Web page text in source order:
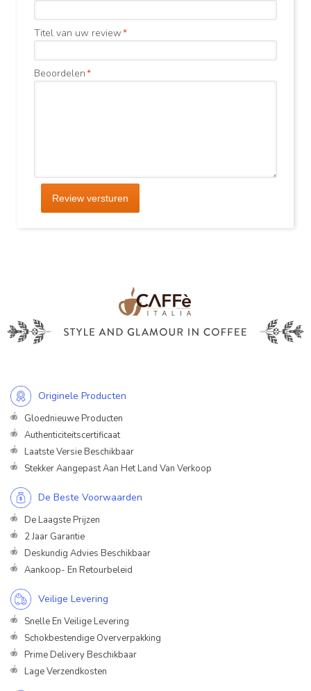
*
Titel van uw review
*
Beoordelen
Review versturen
Originele Producten
Gloednieuwe Producten
Authenticiteitscertificaat
Laatste Versie Beschikbaar
Stekker Aangepast Aan Het Land Van Verkoop
De Beste Voorwaarden
De Laagste Prijzen
2 Jaar Garantie
Deskundig Advies Beschikbaar
Aankoop- En Retourbeleid
Veilige Levering
Snelle En Veilige Levering
Schokbestendige Oververpakking
Prime Delivery Beschikbaar
Lage Verzendkosten